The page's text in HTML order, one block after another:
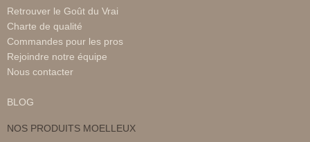
Retrouver le Goût du Vrai
Charte de qualité
Commandes pour les pros
Rejoindre notre équipe
Nous contacter
BLOG
NOS PRODUITS MOELLEUX